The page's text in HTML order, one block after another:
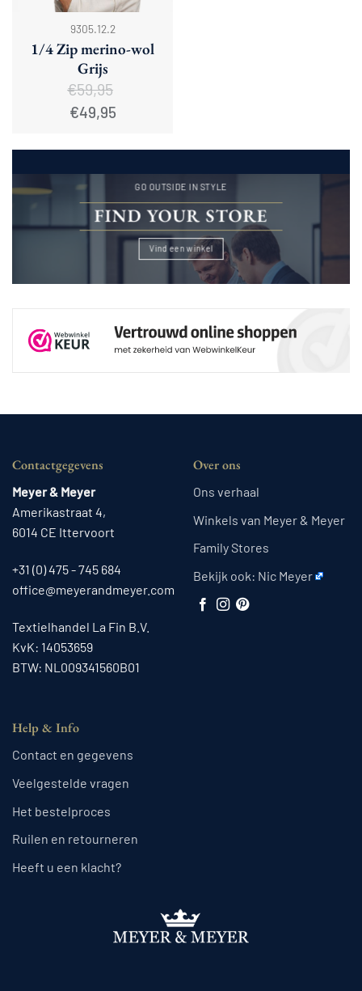
9305.12.2
1/4 Zip merino-wol
Grijs
€59,95
Oorspronkelijke
prijs
€49,95Huidige
prijs
GO OUTSIDE IN STYLE
FIND YOUR STORE
Vind een winkel
Contactgegevens
Meyer & Meyer
Amerikastraat 4,
6014 CE Ittervoort
+31 (0) 475 - 745 684
office@meyerandmeyer.com
Textielhandel La Fin B.V.
KvK: 14053659
BTW: NL009341560B01
Over ons
Ons verhaal
Winkels van Meyer & Meyer
Family Stores
Bekijk ook: Nic Meyer
Help & Info
Contact en gegevens
Veelgestelde vragen
Het bestelproces
Ruilen en retourneren
Heeft u een klacht?